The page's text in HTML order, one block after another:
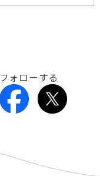
フォローする